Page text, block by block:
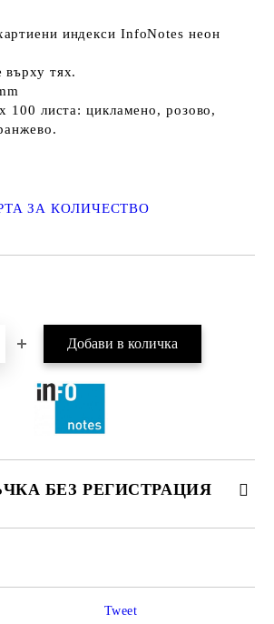
индекси InfoNotes неон
тях.
100 листа: цикламено, розово,
ЗА КОЛИЧЕСТВО
БЕЗ РЕГИСТРАЦИЯ
Tweet